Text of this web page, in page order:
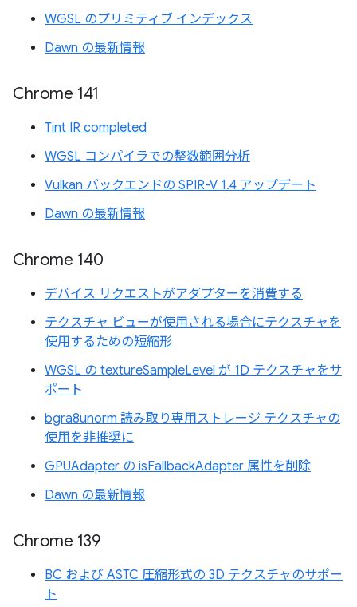
WGSL のプリミティブ インデックス
Dawn の最新情報
Chrome 141
Tint IR completed
WGSL コンパイラでの整数範囲分析
Vulkan バックエンドの SPIR-V 1.4 アップデート
Dawn の最新情報
Chrome 140
デバイス リクエストがアダプターを消費する
テクスチャ ビューが使用される場合にテクスチャを
使用するための短縮形
WGSL の textureSampleLevel が 1D テクスチャをサ
ポート
bgra8unorm 読み取り専用ストレージ テクスチャの
使用を非推奨に
GPUAdapter の isFallbackAdapter 属性を削除
Dawn の最新情報
Chrome 139
BC および ASTC 圧縮形式の 3D テクスチャのサポー
ト